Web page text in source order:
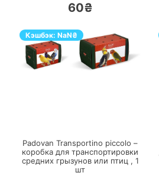
60₴
Кэшбэк: NaN₴
Padovan Transportino piccolo –
коробка для транспортировки
средних грызунов или птиц , 1
шт